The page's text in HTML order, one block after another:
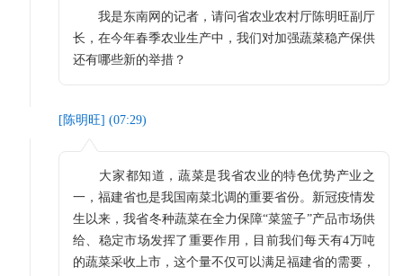
我是东南网的记者，请问省农业农村厅陈明旺副厅
长，在今年春季农业生产中，我们对加强蔬菜稳产保供
还有哪些新的举措？
[ 陈明旺] (07:29)
大家都知道，蔬菜是我省农业的特色优势产业之
一，福建省也是我国南菜北调的重要省份。新冠疫情发
生以来，我省冬种蔬菜在全力保障“菜篮子”产品市场供
给、稳定市场发挥了重要作用，目前我们每天有4万吨
的蔬菜采收上市，这个量不仅可以满足福建省的需要，